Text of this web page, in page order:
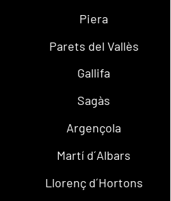
Piera
Parets del Vallès
Gallifa
Sagàs
Argençola
Martí d´Albars
Llorenç d´Hortons